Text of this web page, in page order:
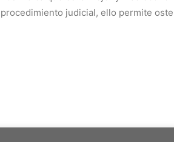
procedimiento judicial, ello permite